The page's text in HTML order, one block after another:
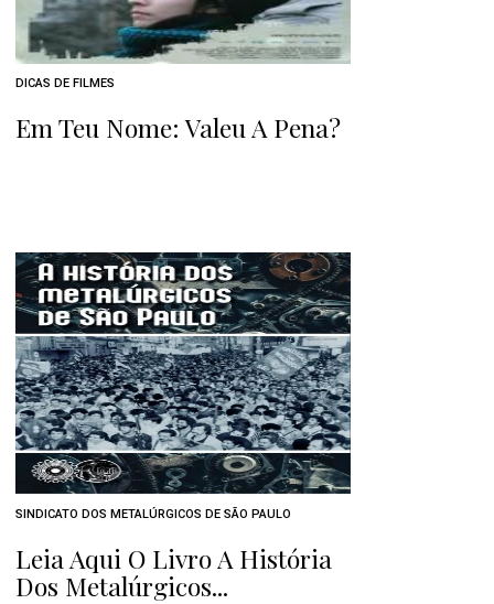
DICAS DE FILMES
Em Teu Nome: Valeu A Pena?
SINDICATO DOS METALÚRGICOS DE SÃO PAULO
Leia Aqui O Livro A História
Dos Metalúrgicos...